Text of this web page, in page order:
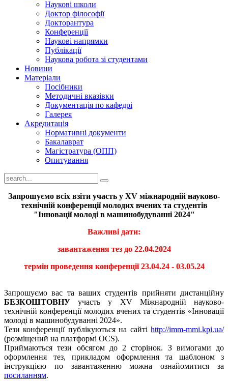
Наукові школи
Доктор філософії
Докторантура
Конференції
Наукові напрямки
Публікації
Наукова робота зі студентами
Новини
Матеріали
Посібники
Методичні вказівки
Документація по кафедрі
Галерея
Акредитація
Нормативні документи
Бакалаврат
Магістратура (ОПП)
Опитування
Запрошуємо всіх взіти участь у XV міжнародній науково-
технічній конференції молодих вчених та студентів
"Інновації молоді в машинобудуванні 2024"
Важливі дати:
завантаження тез до 22.04.2024
термін проведення конференції 23.04.24 - 03.05.24
Запрошуємо вас та ваших студентів прийняти дистанційну
БЕЗКОШТОВНУ участь у XV Міжнародній науково-
технічній конференції молодих вчених та студентів «Інновації
молоді в машинобудуванні 2024».
Тези конференції публікуються на сайті http://imm-mmi.kpi.ua/
(розміщений на платформі OCS).
Приймаються тези обсягом до 2 сторінок. З вимогами до
оформлення тез, прикладом оформлення та шаблоном з
інструкцією по завантаженню можна ознайомитися за
посиланням.